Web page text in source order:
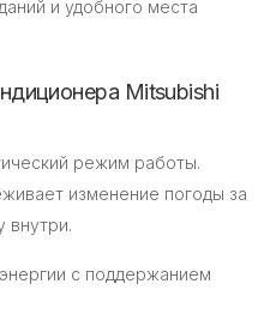
и удобного места
Mitsubishi
режим работы.
изменение погоды за
внутри.
с поддержанием